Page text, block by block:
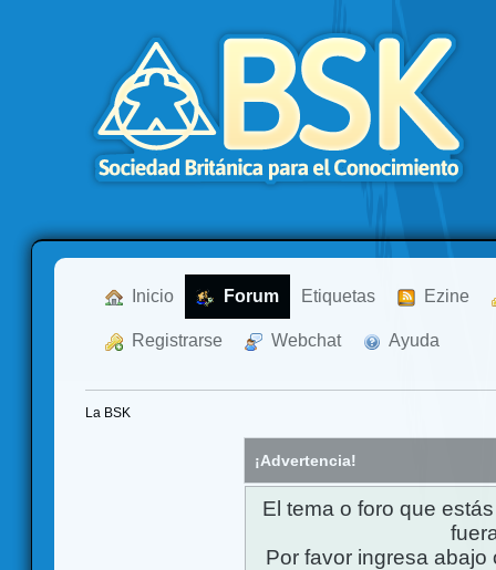
Inicio Forum Etiquetas Ezine
Registrarse Webchat Ayuda
La BSK
¡Advertencia!
El tema o foro que
Por favor ingresa